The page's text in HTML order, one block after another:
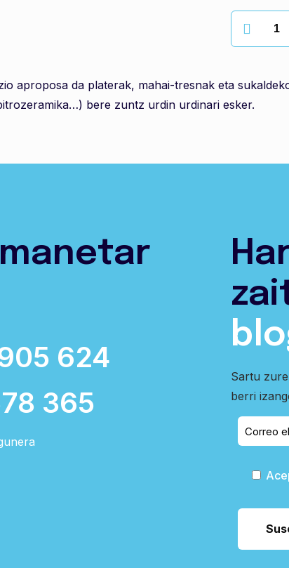
quantity
aproposa da platerak, mahai-tresnak eta
bere zuntz urdin urdinari esker.
624
365
Sartu
berri